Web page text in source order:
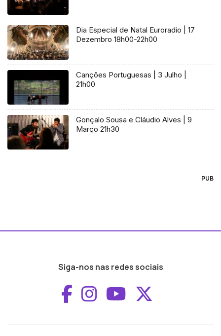
Dia Especial de Natal Euroradio | 17
Dezembro 18h00-22h00
Canções Portuguesas | 3 Julho |
21h00
Gonçalo Sousa e Cláudio Alves | 9
Março 21h30
PUB
Siga-nos nas redes sociais
Aceder ao
Aceder ao
Aceder ao